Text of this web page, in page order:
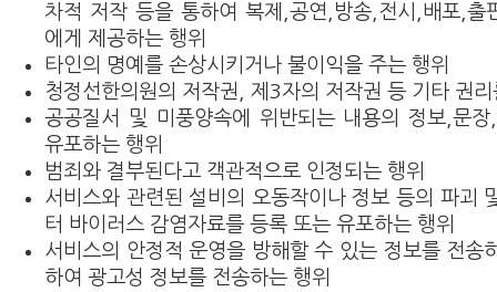
차적 저작 등을 통하여 복제,공연,방송,전시,배포,출
에게 제공하는 행위
타인의 명예를 손상시키거나 불이익을 주는 행위
청정선한의원의 저작권, 제3자의 저작권 등 기타 권
공공질서 및 미풍양속에 위반되는 내용의 정보,문
유포하는 행위
범죄와 결부된다고 객관적으로 인정되는 행위
서비스와 관련된 설비의 오동작이나 정보 등의 파괴
터 바이러스 감염자료를 등록 또는 유포하는 행위
서비스의 안정적 운영을 방해할 수 있는 정보를 전송
하여 광고성 정보를 전송하는 행위